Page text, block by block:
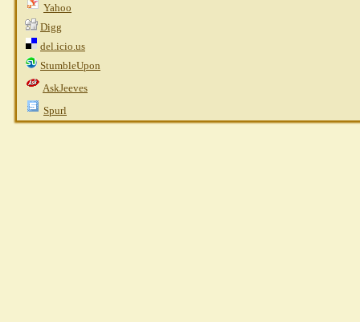
Yahoo
Digg
del.icio.us
StumbleUpon
AskJeeves
Spurl